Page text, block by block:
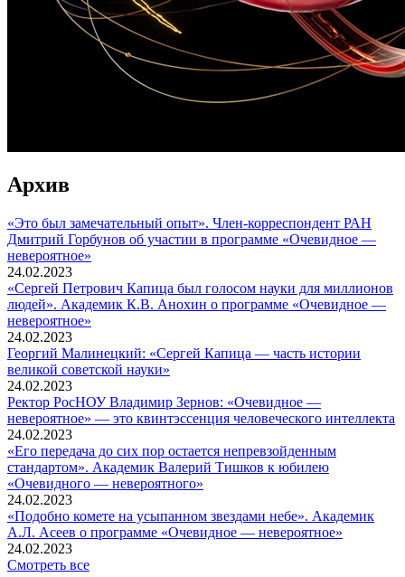
Архив
«Это был замечательный опыт». Член-корреспондент РАН
Дмитрий Горбунов об участии в программе «Очевидное —
невероятное»
24.02.2023
«Сергей Петрович Капица был голосом науки для миллионов
людей». Академик К.В. Анохин о программе «Очевидное —
невероятное»
24.02.2023
Георгий Малинецкий: «Сергей Капица — часть истории
великой советской науки»
24.02.2023
Ректор РосНОУ Владимир Зернов: «Очевидное —
невероятное» — это квинтэссенция человеческого интеллекта
24.02.2023
«Его передача до сих пор остается непревзойденным
стандартом». Академик Валерий Тишков к юбилею
«Очевидного — невероятного»
24.02.2023
«Подобно комете на усыпанном звездами небе». Академик
А.Л. Асеев о программе «Очевидное — невероятное»
24.02.2023
Смотреть все